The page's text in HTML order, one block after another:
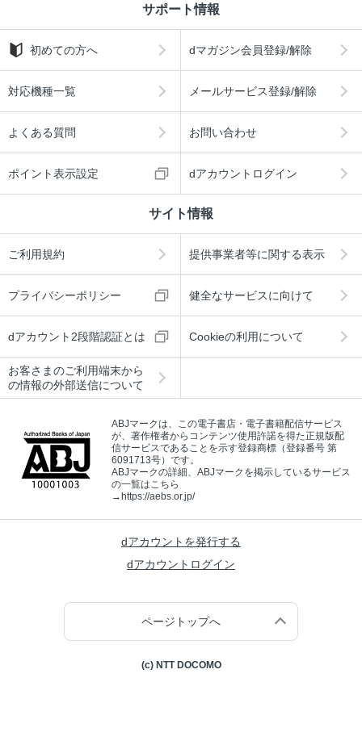
サポート情報
初めての方へ dマガジン会員登録/解除
対応機種一覧 メールサービス登録/解除
よくある質問 お問い合わせ
ポイント表示設定 dアカウントログイン
サイト情報
ご利用規約 提供事業者等に関する表示
プライバシーポリシー 健全なサービスに向けて
dアカウント2段階認証とは Cookieの利用について
お客さまのご利用端末から
の情報の外部送信について
ABJマークは、この電子書店・電子書籍配信サービス
が、著作権者からコンテンツ使用許諾を得た正規版配
信サービスであることを示す登録商標（登録番号 第
6091713号）です。
ABJマークの詳細、ABJマークを掲示しているサービス
の一覧はこちら
→https://aebs.or.jp/
dアカウントを発行する
dアカウントログイン
ページトップへ
(c) NTT DOCOMO